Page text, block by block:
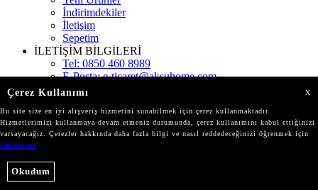
İndirimdekiler
İletişim
Sepetim
İLETİŞİM BİLGİLERİ
Tel: 0850 460 8989
E-Posta:e-ticaret@aksuhome.com
Adres:
Mağazalarımız
© Tüm hakları saklıdır.
Çerez Kullanımı X
Bu site size en iyi alışveriş hizmetini sunabilmek için çerez kullanmaktadır.
Hizmetlerimizi kullanmaya devam etmeniz durumunda, çerez kullanımını kabul ettiğinizi
varsayacağız. Çerezler hakkında daha fazla bilgi ve nasıl reddedeceğinizi öğrenmek için
tıklayınız
Okudum